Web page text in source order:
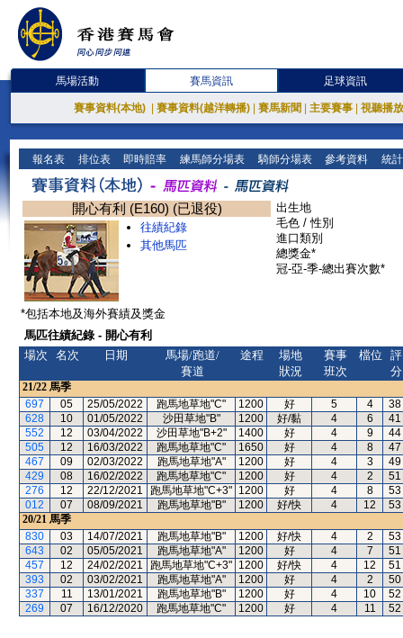
馬場活動 賽馬資訊 足球資訊
賽事資料(本地) 賽事資料(越洋轉播) 賽馬新聞 主要賽事 視聽播
報名表 排位表 即時賠率 練馬師分場表 騎師分場表 參考資料 統
開心有利 (E160) (已退役)
往績紀錄
其他馬匹
出生地
毛色 / 性別
進口類別
總獎金*
冠-亞-季-總出賽次數*
*包括本地及海外賽績及獎金
馬匹往績紀錄 - 開心有利
場次
名次 日期
馬場/跑道/
賽道
途程
場地
狀況
賽事
班次
檔位
評
分
21/22 馬季
697
05 25/05/2022 跑馬地草地"C" 1200 好 5 4
38
628
10 01/05/2022 沙田草地"B" 1200 好/黏 4 6
41
552
12 03/04/2022 沙田草地"B+2" 1400 好 4 9
44
505
12 16/03/2022 跑馬地草地"C" 1650 好 4 8
47
467
09 02/03/2022 跑馬地草地"A" 1200 好 4 3
49
429
08 16/02/2022 跑馬地草地"C" 1200 好 4 2
51
276
12 22/12/2021 跑馬地草地"C+3" 1200 好 4 8
53
012
07 08/09/2021 跑馬地草地"B" 1200 好/快 4 12
53
20/21 馬季
830
03 14/07/2021 跑馬地草地"B" 1200 好/快 4 2
53
643
02 05/05/2021 跑馬地草地"A" 1200 好 4 7
51
457
12 24/02/2021 跑馬地草地"C+3" 1200 好/快 4 12
51
393
02 03/02/2021 跑馬地草地"A" 1200 好 4 2
50
337
11 13/01/2021 跑馬地草地"B" 1200 好 4 10
52
269
07 16/12/2020 跑馬地草地"C" 1200 好 4 11 52